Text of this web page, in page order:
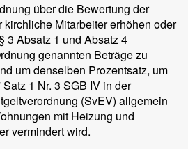
über die Bewertung der
kirchliche Mitarbeiter erhöhen oder
3 Absatz 1 und Absatz 4
genannten Beträge zu
um denselben Prozentsatz, um
1 Nr. 3 SGB IV in der
(SvEV) allgemein
mit Heizung und
vermindert wird.